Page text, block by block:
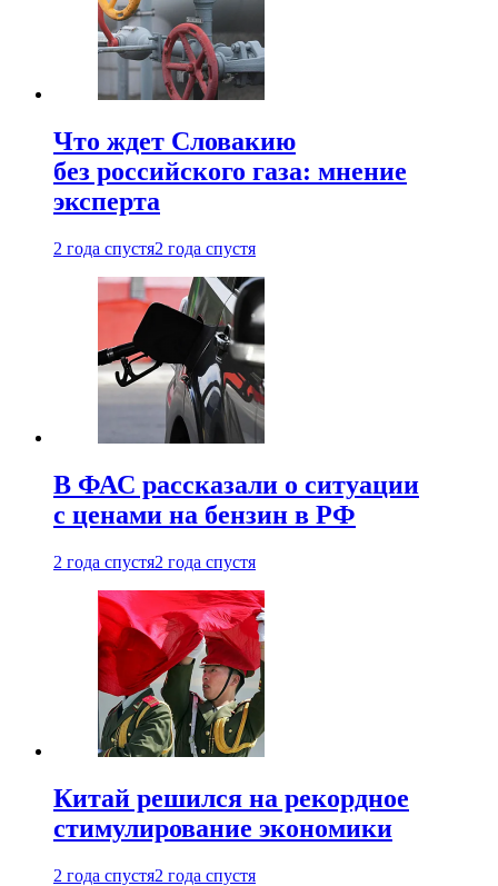
Что ждет Словакию
без российского газа: мнение
эксперта
2 года спустя2 года спустя
В ФАС рассказали о ситуации
с ценами на бензин в РФ
2 года спустя2 года спустя
Китай решился на рекордное
стимулирование экономики
2 года спустя2 года спустя